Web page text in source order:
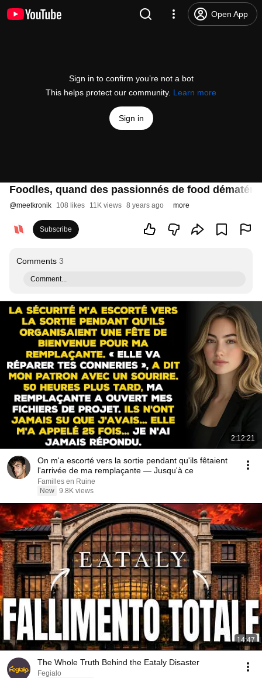
Open App
Sign in to confirm you’re not a bot
This helps protect our community. Learn more
Sign in
Foodles, quand des passionnés de food
@meetkronik 108 likes 11K views 8 years ago more
Subscribe
Comments 3
Comment...
2:12:21
On m'a escorté vers la sortie pendant qu'ils fêtaient
l'arrivée de ma remplaçante — Jusqu'à ce
Familles en Ruine
New 9.8K views
14:47
The Whole Truth Behind the Eataly Disaster
Fegialo